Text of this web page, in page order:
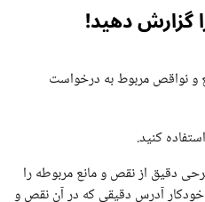
گزارش دهید!
و نواقص مربوط به درخواست
کنید.
دقیق از نقص و مانع مربوطه را
خودکار آدرس دقیقی که در آن نقص و